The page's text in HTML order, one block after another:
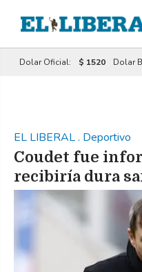
Dolar Oficial: $ 1520 Dolar
EL LIBERAL. Deportivo
Coudet fue
recibiría dura